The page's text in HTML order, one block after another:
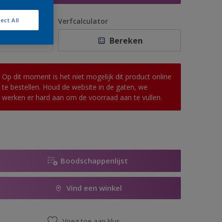
Verfcalculator
Bereken
Op dit moment is het niet mogelijk dit product online
te bestellen. Houd de website in de gaten, we
werken er hard aan om de voorraad aan te vullen.
Boodschappenlijst
Vind een winkel
All